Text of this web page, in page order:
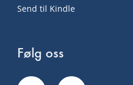
Send til Kindle
Følg oss